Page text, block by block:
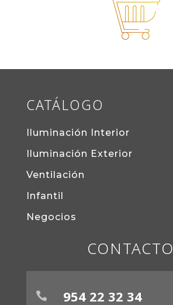
CATÁLOGO
Iluminación Interior
Iluminación Exterior
Ventilación
Infantil
Negocios
CONTACTO
 954 22 32 34